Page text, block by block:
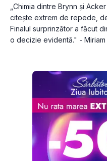
„Chimia dintre Brynn și
citește extrem de repede,
Finalul surprinzător a făcut
o decizie evidentă." - Miriam